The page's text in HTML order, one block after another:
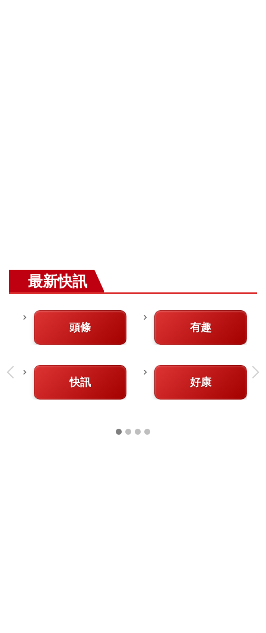
最新快訊
頭條 有趣
快訊 好康